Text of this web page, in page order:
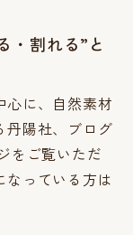
・割れる”と
心に、自然素材
丹陽社、ブログ
をご覧いただ
っている方は